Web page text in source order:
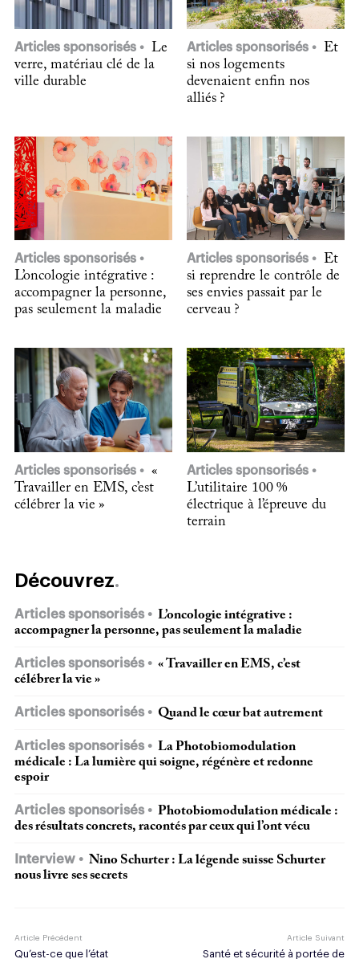
Articles sponsorisés
Le
verre, matériau clé de la
ville durable
Articles sponsorisés
Et
si nos logements
devenaient enfin nos
alliés ?
Articles sponsorisés
L’oncologie intégrative :
accompagner la personne,
pas seulement la maladie
Articles sponsorisés
Et
si reprendre le contrôle de
ses envies passait par le
cerveau ?
Articles sponsorisés
«
Travailler en EMS, c’est
célébrer la vie »
Articles sponsorisés
L’utilitaire 100 %
électrique à l’épreuve du
terrain
Découvrez
Articles sponsorisés
L’oncologie intégrative :
accompagner la personne, pas seulement la maladie
Articles sponsorisés
« Travailler en EMS, c’est
célébrer la vie »
Articles sponsorisés Quand le cœur bat autrement
Articles sponsorisés
La Photobiomodulation
médicale : La lumière qui soigne, régénère et redonne
espoir
Articles sponsorisés
Photobiomodulation médicale :
des résultats concrets, racontés par ceux qui l’ont vécu
Interview
Nino Schurter : La légende suisse Schurter
nous livre ses secrets
Article Précédent
Qu’est-ce que l’état
Article Suivant
Santé et sécurité à portée de